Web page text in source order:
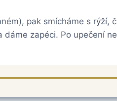
pak smícháme s rýží,
zapéci. Po upečení